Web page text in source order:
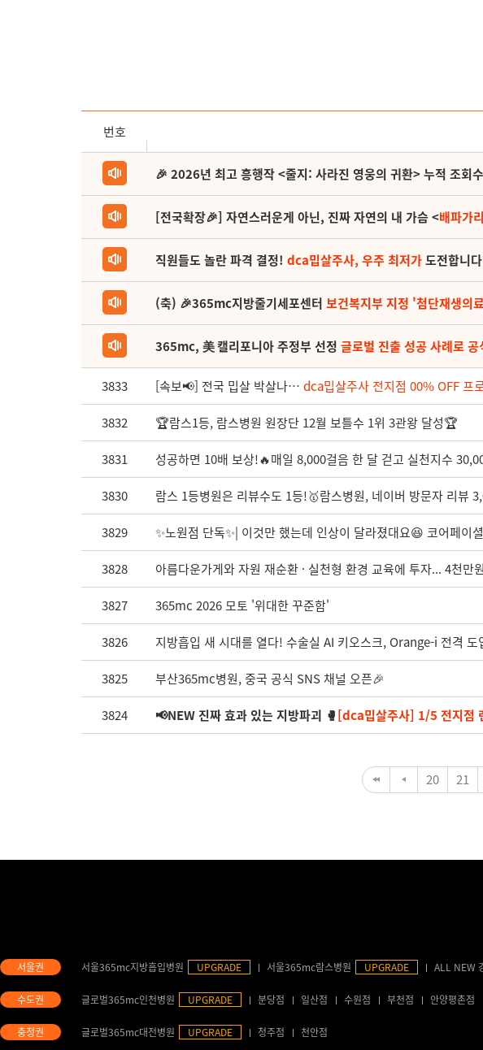
번호
🎉 2026년 최고 흥행작 <줄지: 사라진 영웅의 귀환> 누적 조회
[전국확장🎉] 자연스러운게 아닌, 진짜 자연의 내 가슴 <배파가리
직원들도 놀란 파격 결정! dca밉살주사, 우주 최저가도전합니
(축) 🎉365mc지방줄기세포센터 보건복지부 지정 '첨단재생의
365mc, 美 캘리포니아 주정부 선정 글로벌 진출 성공 사례로 공
3833 [속보📢] 전국 밉살 박살나… dca밉살주사 전지점 00% OFF 프
3832 🏆람스1등, 람스병원 원장단 12월 보틀수 1위 3관왕 달성🏆
3831 성공하면 10배 보상!🔥매일 8,000걸음 한 달 걷고 실천지수
3830 람스 1등병원은 리뷰수도 1등!🥇람스병원, 네이버 방문자 리뷰
3829 ✨노원점 단독✨| 이것만 했는데 인상이 달라졌대요😆 코어페이
3828 아름다운가게와 자원 재순환 · 실천형 환경 교육에 투자... 4천만
3827 365mc 2026 모토 '위대한 꾸준함'
3826 지방흡입 새 시대를 열다! 수술실 AI 키오스크, Orange-i 전격 도
3825 부산365mc병원, 중국 공식 SNS 채널 오픈🎉
3824 📢NEW 진짜 효과 있는 지방파괴 🥊[dca밉살주사] 1/5 전지점
20 21
서울365mc지방흡입병원 UPGRADE 서울365mc람스병원 UPGRADE ALL NEW
글로벌365mc인천병원 UPGRADE 분당점 일산점 수원점 부천점 안양평촌점
글로벌365mc대전병원 UPGRADE 청주점 천안점